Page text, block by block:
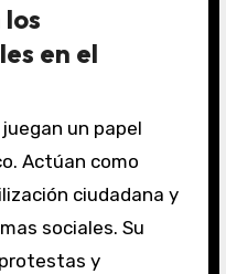
en el
un papel
Actúan como
ciudadana y
sociales. Su
y